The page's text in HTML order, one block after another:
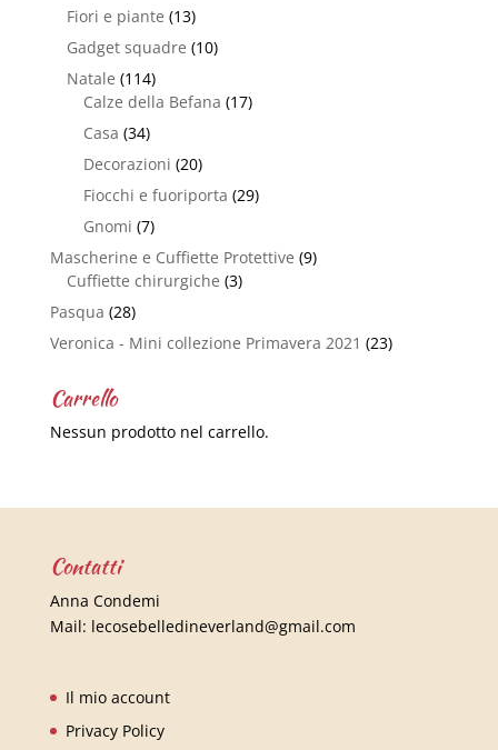
Fiori e piante (13)
Gadget squadre (10)
Natale (114)
Calze della Befana (17)
Casa (34)
Decorazioni (20)
Fiocchi e fuoriporta (29)
Gnomi (7)
Mascherine e Cuffiette Protettive (9)
Cuffiette chirurgiche (3)
Pasqua (28)
Veronica - Mini collezione Primavera 2021 (23)
Carrello
Nessun prodotto nel carrello.
Contatti
Anna Condemi
Mail: lecosebelledineverland@gmail.com
Il mio account
Privacy Policy